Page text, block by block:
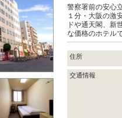
警察署前の安心
１分・大阪の激
ドや通天閣、新
な価格のホテル
住所
交通情報